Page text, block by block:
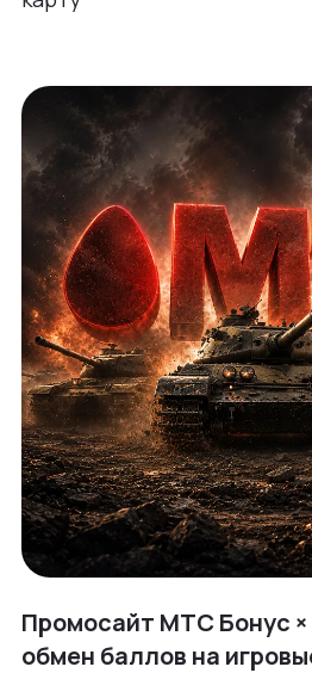
Промосайт МТС Бонус
обмен баллов на